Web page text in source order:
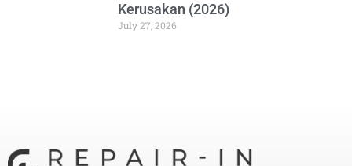
Kerusakan (2026)
July 27, 2026